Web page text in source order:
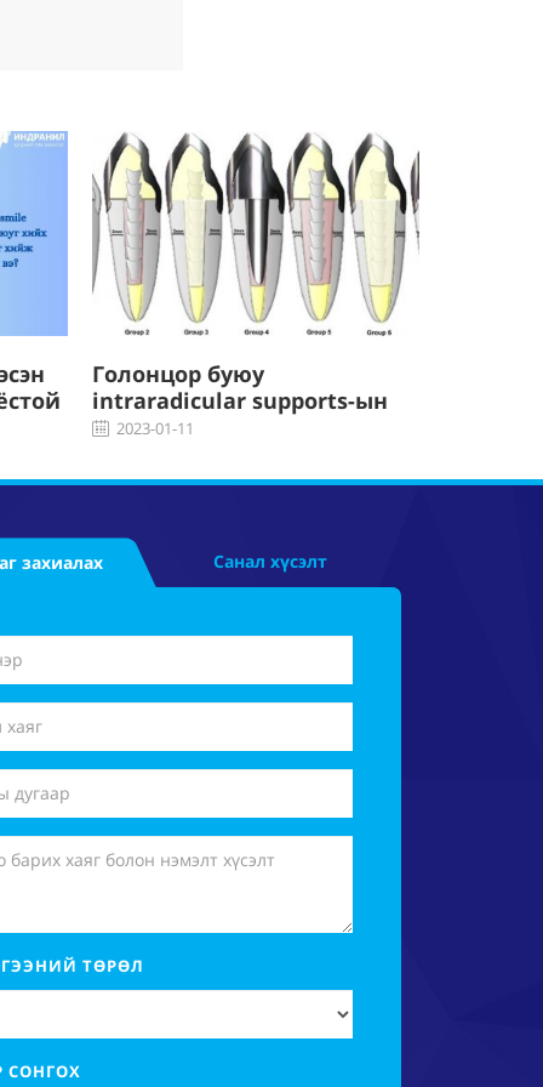
Голонцор буюу
intraradicular supports-ын
тухай
2023-01-11
захиалах Санал хүсэлт
ТӨРӨЛ
СОНГОХ